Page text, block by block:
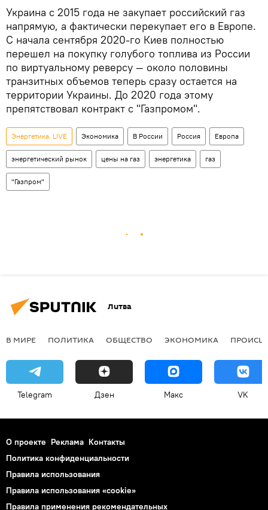
Украина с 2015 года не закупает российский газ
напрямую, а фактически перекупает его в Европе.
С начала сентября 2020-го Киев полностью
перешел на покупку голубого топлива из России
по виртуальному реверсу — около половины
транзитных объемов теперь сразу остается на
территории Украины. До 2020 года этому
препятствовал контракт с "Газпромом".
Энергетика. LIVE Экономика В России Россия Европа
энергетический рынок цены на газ энергетика газ
"Газпром"
Литва
В МИРЕ ПОЛИТИКА ОБЩЕСТВО ЭКОНОМИКА
Telegram Дзен Макс VK
О проекте Реклама Контакты
Политика конфиденциальности
Правила использования
Правила использования «cookie»
Правила применения рекомендательных